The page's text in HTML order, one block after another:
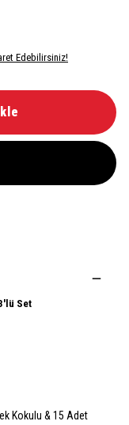
Edebilirsiniz!
Set
Kokulu & 15 Adet